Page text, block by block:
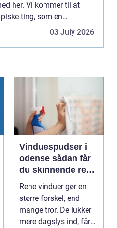
her. Vi kommer til at
ting, som en
– og mon ikke du vil
03 July 2026
Vinduespudser i
odense sådan får
du skinnende rene
ruder året rundt
Rene vinduer gør en
større forskel, end
mange tror. De lukker
mere dagslys ind, får